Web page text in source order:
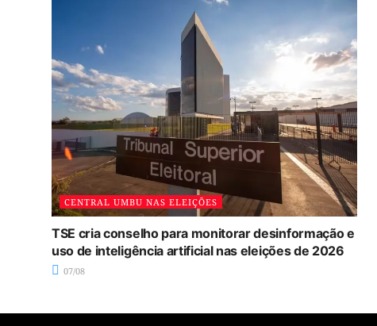
CENTRAL UMBU NAS ELEIÇÕES
TSE cria conselho para monitorar desinformação e
uso de inteligência artificial nas eleições de 2026
07/08